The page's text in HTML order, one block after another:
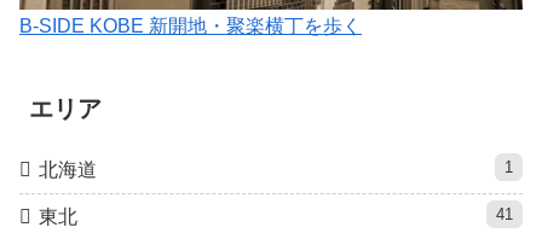
B-SIDE KOBE 新開地・聚楽横丁を歩く
エリア
北海道 1
東北 41